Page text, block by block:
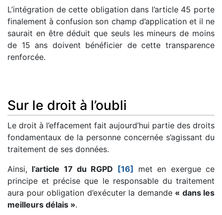
L’intégration de cette obligation dans l’article 45 porte
finalement à confusion son champ d’application et il ne
saurait en être déduit que seuls les mineurs de moins
de 15 ans doivent bénéficier de cette transparence
renforcée.
Sur le droit à l’oubli
Le droit à l’effacement fait aujourd’hui partie des droits
fondamentaux de la personne concernée s’agissant du
traitement de ses données.
Ainsi, l’article 17 du RGPD [16]
met en exergue ce
principe et précise que le responsable du traitement
aura pour obligation d’exécuter la demande « dans les
meilleurs délais ».